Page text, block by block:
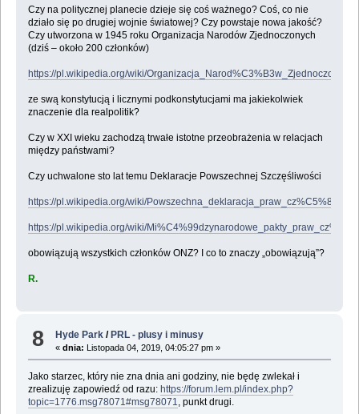
Czy na politycznej planecie dzieje się coś ważnego? Coś, co nie
działo się po drugiej wojnie światowej? Czy powstaje nowa jakość?
Czy utworzona w 1945 roku Organizacja Narodów Zjednoczonych
(dziś – około 200 członków)
https://pl.wikipedia.org/wiki/Organizacja_Narod%C3%B3w_Zjednoczonych
ze swą konstytucją i licznymi podkonstytucjami ma jakiekolwiek
znaczenie dla realpolitik?
Czy w XXI wieku zachodzą trwałe istotne przeobrażenia w relacjach
między państwami?
Czy uchwalone sto lat temu Deklaracje Powszechnej Szczęśliwości
https://pl.wikipedia.org/wiki/
https://pl.wikipedia.org/wiki/
obowiązują wszystkich członków ONZ? I co to znaczy „obowiązują”?
R.
8 Hyde Park /PRL - plusy i minusy
«dnia: Listopada 04, 2019, 04:05:27 pm »
Jako starzec, który nie zna dnia ani godziny, nie będę zwlekał i
zrealizuję zapowiedź od razu: https://forum.lem.pl/index.php?
topic=1776.msg78071#msg78071
, punkt drugi.